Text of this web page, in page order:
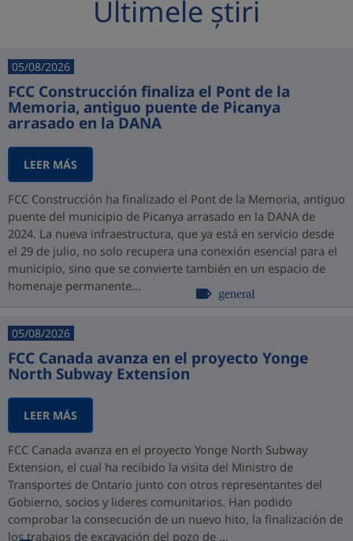
Ultimele știri
05/08/2026
FCC Construcción finaliza el Pont de la
Memoria, antiguo puente de Picanya
arrasado en la DANA
LEER MÁS
FCC Construcción ha finalizado el Pont de la Memoria, antiguo
puente del municipio de Picanya arrasado en la DANA de
2024. La nueva infraestructura, que ya está en servicio desde
el 29 de julio, no solo recupera una conexión esencial para el
municipio, sino que se convierte también en un espacio de
homenaje permanente...
general
05/08/2026
FCC Canada avanza en el proyecto Yonge
North Subway Extension
LEER MÁS
FCC Canada avanza en el proyecto Yonge North Subway
Extension, el cual ha recibido la visita del Ministro de
Transportes de Ontario junto con otros representantes del
Gobierno, socios y lideres comunitarios. Han podido
comprobar la consecución de un nuevo hito, la finalización de
los trabajos de excavación del pozo de ...